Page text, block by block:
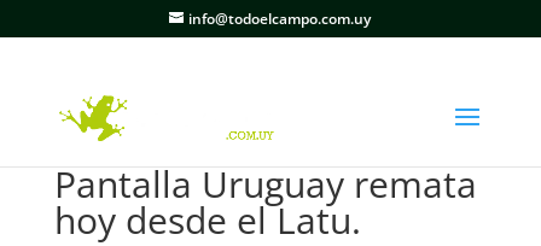
info@todoelcampo.com.uy
Pantalla Uruguay remata
hoy desde el Latu.